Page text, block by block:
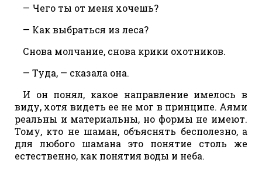
— Чего ты от меня хочешь?
— Как выбраться из леса?
Снова молчание, снова крики охотников.
— Туда, — сказала она.
И он понял, какое направление имелось в
виду, хотя видеть ее не мог в принципе. Аями
реальны и материальны, но формы не имеют.
Тому, кто не шаман, объяснять бесполезно, а
для любого шамана это понятие столь же
естественно, как понятия воды и неба.